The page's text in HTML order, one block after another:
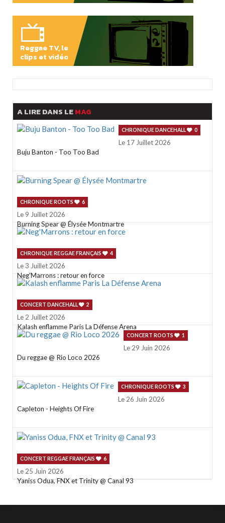
Reggae TV, les
clips et vidéos
A LIRE DANS LEMAG
CHRONIQUE DANCEHALL 0
Le 17 Juillet 2026
Buju Banton - Too Too Bad
CHRONIQUE ROOTS 6
Le 9 Juillet 2026
Burning Spear @ Élysée Montmartre
CHRONIQUE REGGAE FRANÇAIS 4
Le 3 Juillet 2026
Neg'Marrons : retour en force
CONCERT DANCEHALL 2
Le 2 Juillet 2026
Kalash enflamme Paris La Défense Arena
CONCERT ROOTS 1
Le 29 Juin 2026
Du reggae @ Rio Loco 2026
CHRONIQUE ROOTS 3
Le 26 Juin 2026
Capleton - Heights Of Fire
CONCERT REGGAE FRANÇAIS 6
Le 25 Juin 2026
Yaniss Odua, FNX et Trinity @ Canal 93